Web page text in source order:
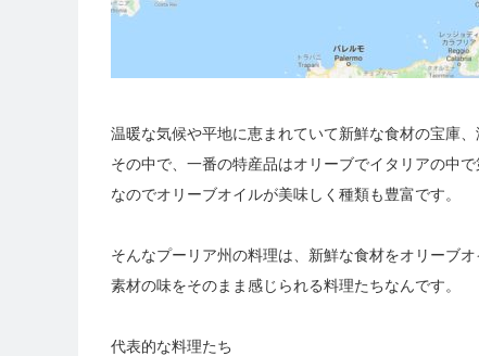
温暖な気候や平地に恵まれていて新鮮な食材の宝庫、
その中で、一番の特産品はオリーブでイタリアの中で
なのでオリーブオイルが美味しく種類も豊富です。
そんなプーリア州の料理は、新鮮な食材をオリーブ
素材の味をそのまま感じられる料理たちなんです。
代表的な料理たち